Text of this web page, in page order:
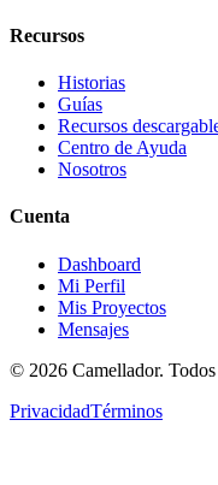
Recursos
Historias
Guías
Recursos
Centro de Ayuda
Nosotros
Cuenta
Dashboard
Mi Perfil
Mis Proyectos
Mensajes
© 2026 Camellador.
PrivacidadTérminos